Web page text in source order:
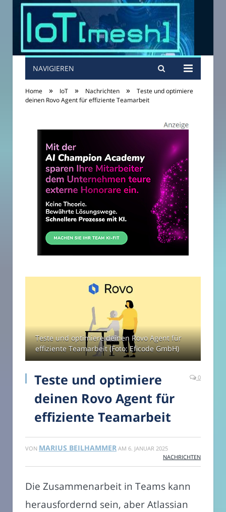
NAVIGIEREN
Home » IoT » Nachrichten »
Teste und optimiere
deinen Rovo Agent für effiziente Teamarbeit
Teste und optimiere deinen Rovo Agent für
effiziente Teamarbeit (Foto: Eficode GmbH)
Teste und optimiere
deinen Rovo Agent für
effiziente Teamarbeit
0
VON MARIUS BEILHAMMER AM 6. JANUAR 2025
NACHRICHTEN
Die Zusammenarbeit in Teams kann
herausfordernd sein, aber Atlassian